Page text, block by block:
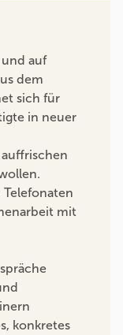
auf
dem
sich für
in neuer
mit
konkretes